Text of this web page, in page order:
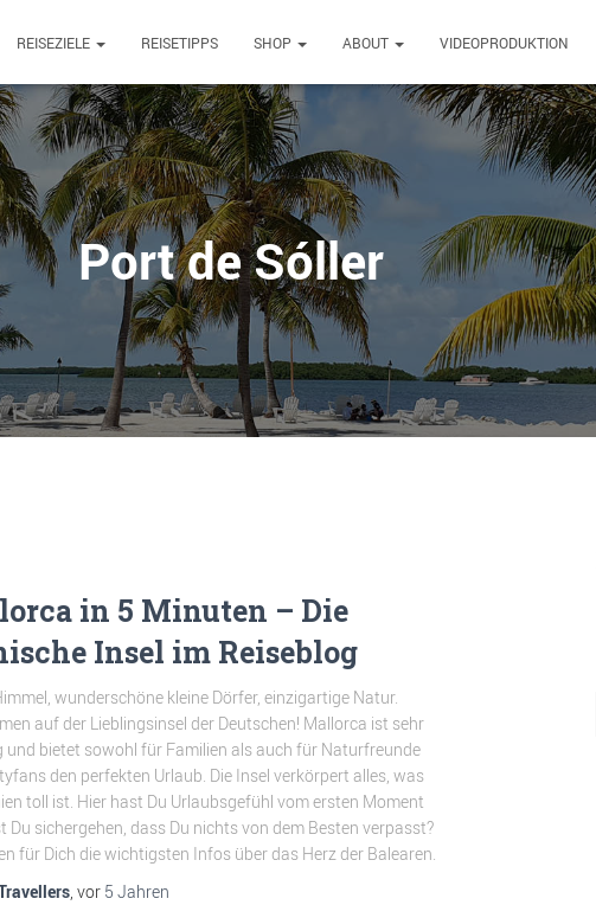
REISEZIELE REISETIPPS SHOP ABOUT VIDEOPRODUKTION
Port de Sóller
in 5 Minuten – Die
Insel im Reiseblog
wunderschöne kleine Dörfer, einzigartige Natur.
auf der Lieblingsinsel der Deutschen! Mallorca ist sehr
und bietet sowohl für Familien als auch für Naturfreunde
den perfekten Urlaub. Die Insel verkörpert alles, was
toll ist. Hier hast Du Urlaubsgefühl vom ersten Moment
Du sichergehen, dass Du nichts von dem Besten verpasst?
für Dich die wichtigsten Infos über das Herz der Balearen.
, vor 5 Jahren